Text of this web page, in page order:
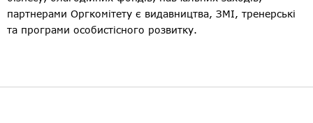
партнерами Оргкомітету є видавництва, ЗМІ, тренерські
та програми особистісного розвитку.